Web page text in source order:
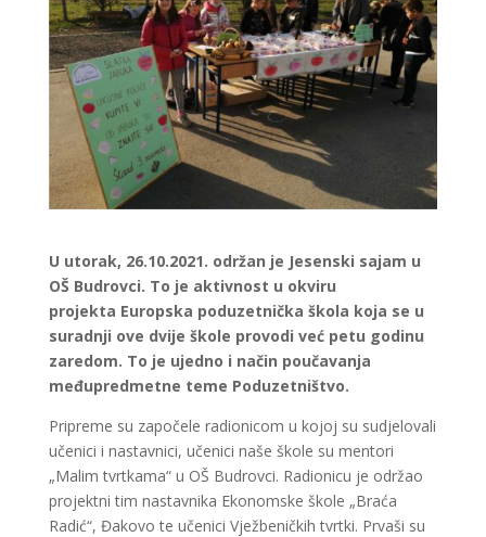
U utorak, 26.10.2021. održan je Jesenski sajam u
OŠ Budrovci. To je aktivnost u okviru
projekta Europska poduzetnička škola koja se u
suradnji ove dvije škole provodi već petu godinu
zaredom. To je ujedno i način poučavanja
međupredmetne teme Poduzetništvo.
Pripreme su započele radionicom u kojoj su sudjelovali
učenici i nastavnici, učenici naše škole su mentori
„Malim tvrtkama“ u OŠ Budrovci. Radionicu je održao
projektni tim nastavnika Ekonomske škole „Braća
Radić“, Đakovo te učenici Vježbeničkih tvrtki. Prvaši su